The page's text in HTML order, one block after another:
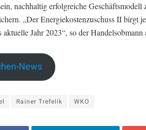
nachhaltig erfolgreiche Geschäftsmodell
„Der Energiekostenzuschuss II birgt
aktuelle Jahr 2023“, so der Handelsobmann
News
Rainer Trefelik WKO